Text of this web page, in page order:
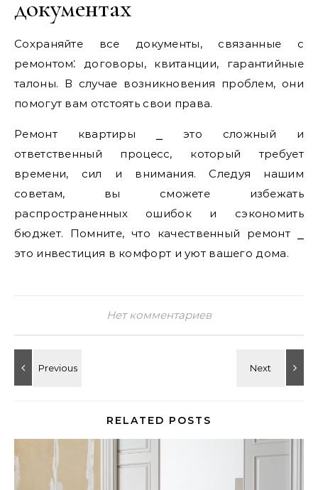
документах
Сохраняйте все документы, связанные с
ремонтом⁚ договоры, квитанции, гарантийные
талоны. В случае возникновения проблем, они
помогут вам отстоять свои права.
Ремонт квартиры ⎯ это сложный и
ответственный процесс, который требует
времени, сил и внимания. Следуя нашим
советам, вы сможете избежать
распространенных ошибок и сэкономить
бюджет. Помните, что качественный ремонт ⎯
это инвестиция в комфорт и уют вашего дома.
Нет комментариев
RELATED POSTS